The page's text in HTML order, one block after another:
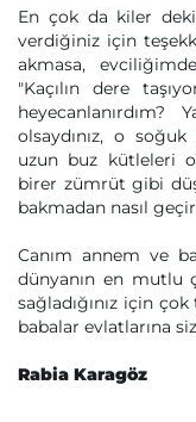
En çok da kiler deki
verdiğiniz için
akmasa,
"Kaçılın dere
olsaydınız, o
uzun buz kütleleri
birer zümrüt gibi
bakmadan nasıl
Canım annem ve
dünyanın en mutlu
sağladığınız için
babalar evlatlarına
Rabia Karagöz